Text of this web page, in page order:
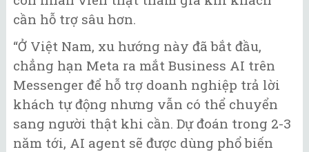
cần hỗ trợ sâu hơn.
“Ở Việt Nam, xu hướng này đã bắt đầu,
chẳng hạn Meta ra mắt Business AI trên
Messenger để hỗ trợ doanh nghiệp trả lời
khách tự động nhưng vẫn có thể chuyển
sang người thật khi cần. Dự đoán trong 2-3
năm tới, AI agent sẽ được dùng phổ biến